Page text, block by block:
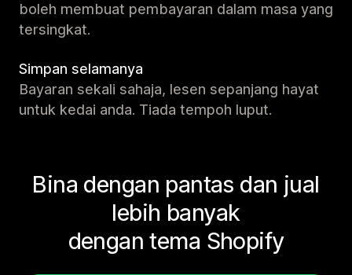
boleh membuat pembayaran dalam masa yang
tersingkat.
Simpan selamanya
Bayaran sekali sahaja, lesen sepanjang hayat
untuk kedai anda. Tiada tempoh luput.
Bina dengan pantas dan jual
lebih banyak
dengan tema Shopify